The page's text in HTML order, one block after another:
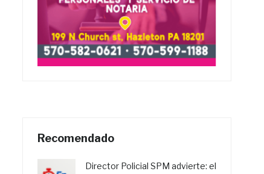
Recomendado
Director Policial SPM advierte: el